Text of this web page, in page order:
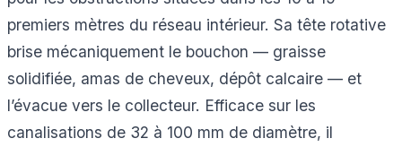
premiers mètres du réseau intérieur. Sa tête rotative
brise mécaniquement le bouchon — graisse
solidifiée, amas de cheveux, dépôt calcaire — et
l’évacue vers le collecteur. Efficace sur les
canalisations de 32 à 100 mm de diamètre, il